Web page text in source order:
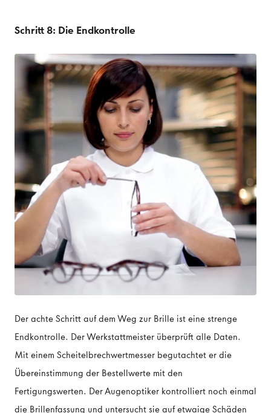
Schritt 8: Die Endkontrolle
Der achte Schritt auf dem Weg zur Brille ist eine strenge
Endkontrolle. Der Werkstattmeister überprüft alle Daten.
Mit einem Scheitelbrechwertmesser begutachtet er die
Übereinstimmung der Bestellwerte mit den
Fertigungswerten. Der Augenoptiker kontrolliert noch einmal
die Brillenfassung und untersucht sie auf etwaige Schäden